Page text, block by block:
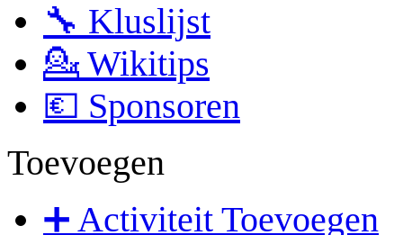
🔧 Kluslijst
💁 Wikitips
💶 Sponsoren
Toevoegen
➕ Activiteit Toevoegen